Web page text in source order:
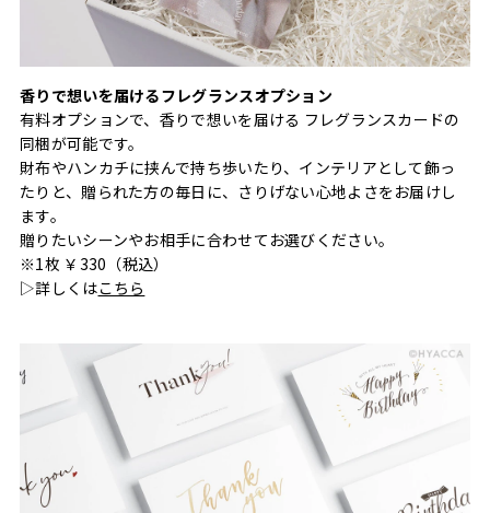
香りで想いを届けるフレグランスオプション
有料オプションで、香りで想いを届ける フレグランスカードの
同梱が可能です。
財布やハンカチに挟んで持ち歩いたり、インテリアとして飾っ
たりと、贈られた方の毎日に、さりげない心地よさをお届けし
ます。
贈りたいシーンやお相手に合わせてお選びください。
※1枚 ￥330（税込）
▷詳しくはこちら